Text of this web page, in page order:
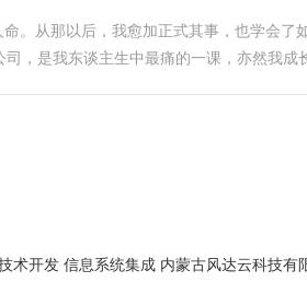
。从那以后，我愈加正式其事，也学会
，是我东谈主生中最痛的一课，亦然我成
术开发 信息系统集成 内蒙古风达云科技有